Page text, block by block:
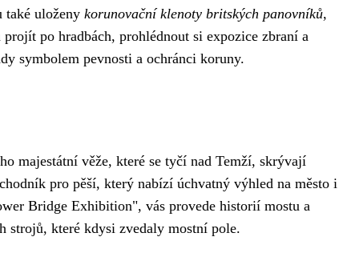
také uloženy korunovační klenoty britských panovníků,
po hradbách, prohlédnout si expozice zbraní a
symbolem pevnosti a ochránci koruny.
majestátní věže, které se tyčí nad Temží, skrývají
pro pěší, který nabízí úchvatný výhled na město i
Bridge Exhibition", vás provede historií mostu a
strojů, které kdysi zvedaly mostní pole.